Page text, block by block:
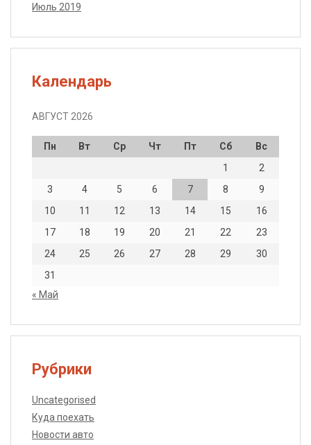
Июль 2019
Календарь
АВГУСТ 2026
Пн Вт Ср Чт Пт Сб
Вс
1
2
3
4 5 6 7 8
9
10
11 12 13 14 15
16
17
18 19 20 21 22
23
24
25 26 27 28 29
30
31
« Май
Рубрики
Uncategorised
Куда поехать
Новости авто